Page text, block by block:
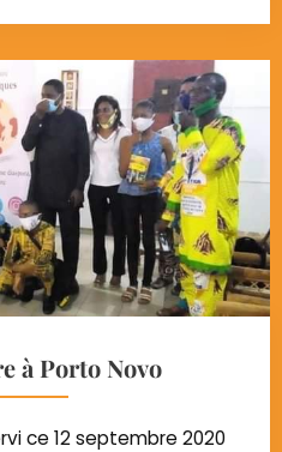
à Porto Novo
ce 12 septembre 2020